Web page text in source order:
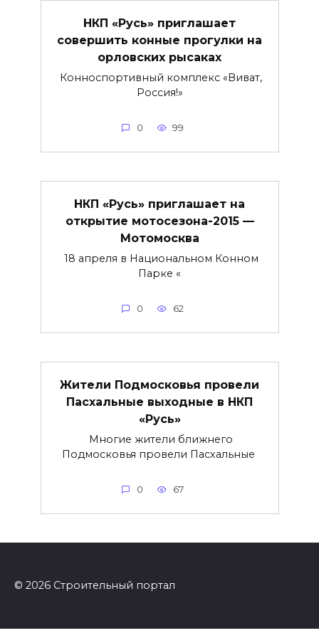
НКП «Русь» приглашает
совершить конные прогулки на
орловских рысаках
Конноспортивный комплекс «Виват,
Россия!»
0 99
НКП «Русь» приглашает на
открытие мотосезона-2015 —
Мотомосква
18 апреля в Национальном Конном
Парке «
0 62
Жители Подмосковья провели
Пасхальные выходные в НКП
«Русь»
Многие жители ближнего
Подмосковья провели Пасхальные
0 67
© 2026 Строительный портал